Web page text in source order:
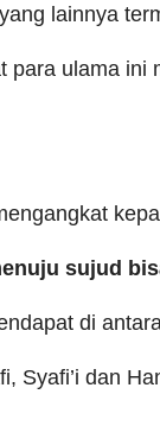
lainnya
para ulama ini
sujud
di
Syafi’i dan